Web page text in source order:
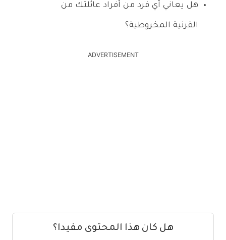
هل يعاني أي فرد من أفراد عائلتك من
القرنية المخروطية؟
ADVERTISEMENT
هل كان هذا المحتوى مفيدا؟